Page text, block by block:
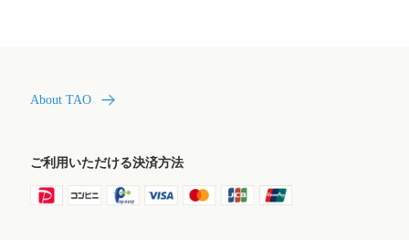
About TAO
ご利用いただける決済方法